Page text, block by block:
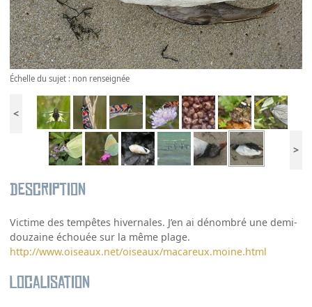
Échelle du sujet : non renseignée
<
>
Description
Victime des tempêtes hivernales. J’en ai dénombré une demi-
douzaine échouée sur la même plage.
http://www.oiseaux.net/oiseaux/macareux.moine.html
Localisation